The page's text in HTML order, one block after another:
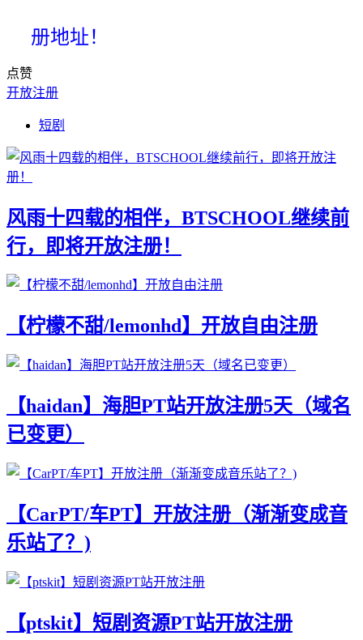
册地址！
点赞
开放注册
短剧
风雨十四载的相伴，BTSCHOOL继续前
行，即将开放注册！
【柠檬不甜/lemonhd】开放自由注册
【haidan】海胆PT站开放注册5天（域名
已变更）
【CarPT/车PT】开放注册（渐渐变成音
乐站了？)
【ptskit】短剧资源PT站开放注册